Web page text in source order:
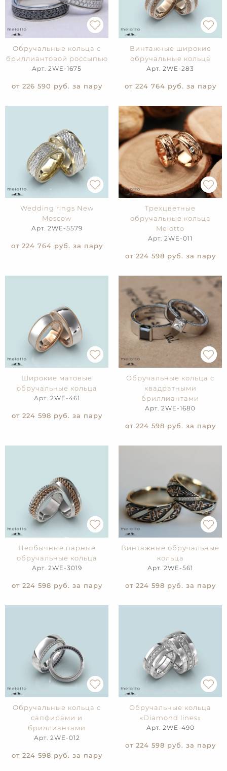
Обручальные кольца с
бриллиантовой россыпью
Арт. 2WE-1675
от 226 590 руб. за пару
Винтажные широкие
обручальные кольца
Арт. 2WE-283
от 224 764 руб. за пару
Wedding rings New
Moscow
Арт. 2WE-5579
от 224 764 руб. за пару
Трехцветные
обручальные кольца
Melotto
Арт. 2WE-011
от 224 598 руб. за пару
Широкие матовые
обручальные кольца
Арт. 2WE-461
от 224 598 руб. за пару
Обручальные кольца с
квадратными
бриллиантами
Арт. 2WE-1680
от 224 598 руб. за пару
Необычные парные
обручальные кольца
Арт. 2WE-3019
от 224 598 руб. за пару
Винтажные обручальные
кольца
Арт. 2WE-561
от 224 598 руб. за пару
Обручальные кольца с
сапфирами и
бриллиантами
Арт. 2WE-012
от 224 598 руб. за пару
Обручальные кольца
«Diamond lines»
Арт. 2WE-490
от 224 598 руб. за пару